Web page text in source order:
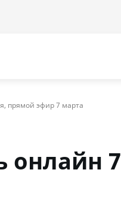
прямой эфир 7 марта
онлайн 7